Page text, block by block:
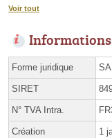
Voir tout
Informations
Forme juridique
SIRET
N° TVA Intra.
Création 1